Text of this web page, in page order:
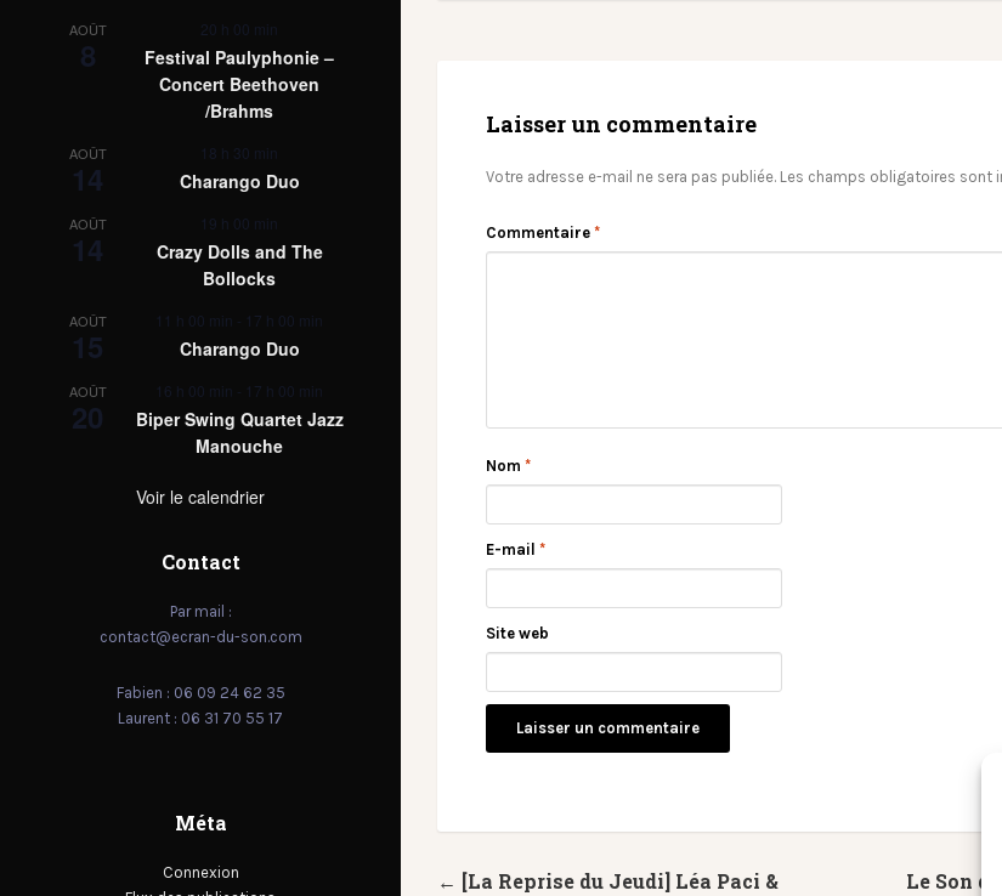
AOÛT
8
20 h 00 min
Festival Paulyphonie –
Concert Beethoven
/Brahms
AOÛT
14
18 h 30 min
Charango Duo
AOÛT
14
19 h 00 min
Crazy Dolls and The
Bollocks
AOÛT
15
11 h 00 min - 17 h 00 min
Charango Duo
AOÛT
20
16 h 00 min - 17 h 00 min
Biper Swing Quartet Jazz
Manouche
Voir le calendrier
Contact
Par mail :
contact@ecran-du-son.com
Fabien : 06 09 24 62 35
Laurent : 06 31 70 55 17
Méta
Connexion
Laisser un commentaire
Votre adresse e-mail ne sera pas publiée. Les champs obligatoires sont
Commentaire *
Nom *
E-mail *
Site web
Le Son
← [La Reprise du Jeudi] Léa Paci &